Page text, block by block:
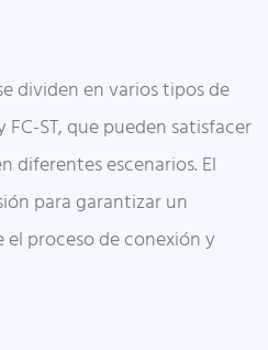
dividen en varios tipos de
FC-ST, que pueden satisfacer
diferentes escenarios. El
para garantizar un
proceso de conexión y